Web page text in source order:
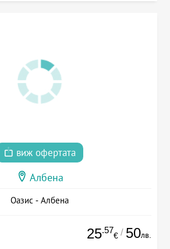
виж офертата
Албена
Оазис - Албена
25.57
€ / 50лв.